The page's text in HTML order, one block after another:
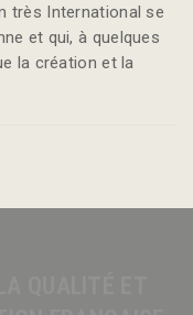
très International se
et qui, à quelques
la création et la